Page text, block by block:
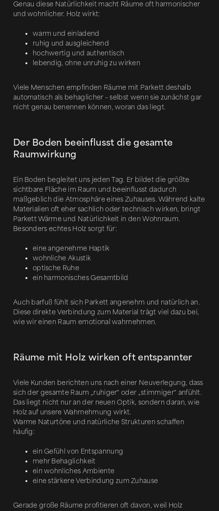
Genau diese Natürlichkeit macht Räume oft harmonischer
und wohnlicher. Holz wirkt:
warm und einladend
ruhig und ausgleichend
hochwertig und authentisch
lebendig, ohne unruhig zu wirken
Viele Menschen empfinden Räume mit Parkett deshalb
automatisch als behaglicher – selbst wenn sie zunächst gar
nicht genau benennen können, woran das liegt.
Der Boden beeinflusst die gesamte
Raumwirkung
Ein Boden begleitet uns jeden Tag. Er bildet die größte
sichtbare Fläche im Raum und beeinflusst dadurch
maßgeblich die Atmosphäre eines Zuhauses. Während kalte
Materialien oft eher sachlich oder technisch wirken, bringt
Parkett Wärme und Natürlichkeit in den Wohnraum.
Besonders echtes Holz sorgt für:
eine angenehme Haptik
wohnliche Akustik
optische Ruhe
ein harmonisches Gesamtbild
Auch barfuß fühlt sich Parkett angenehm und natürlich an.
Diese direkte Verbindung zum Material trägt viel dazu bei,
wie wir einen Raum emotional wahrnehmen.
Räume mit Holz wirken oft entspannter
Viele Kunden berichten uns nach einer Neuverlegung, dass
sich der gesamte Raum „ruhiger“ oder „stimmiger“ anfühlt.
Das liegt nicht nur an der neuen Optik, sondern daran, wie
Holz auf unsere Wahrnehmung wirkt.
Warme Naturtöne und natürliche Strukturen schaffen
häufig:
ein Gefühl von Entspannung
mehr Behaglichkeit
ein wohnliches Ambiente
eine stärkere Verbindung zum Zuhause
Gerade große Räume profitieren oft davon, weil Holz